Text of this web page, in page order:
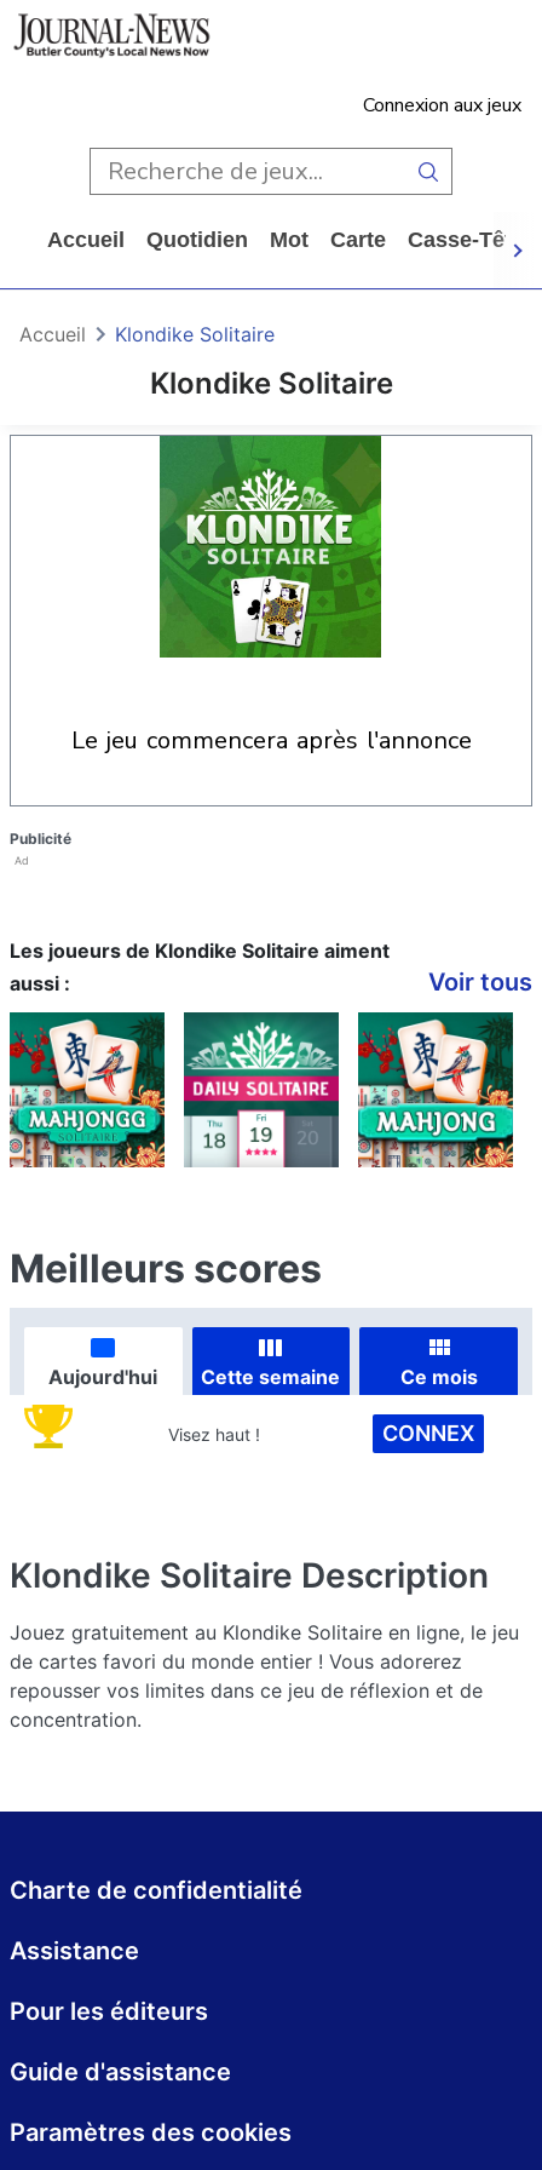
Connexion aux jeux
Accueil Quotidien Mot Carte Casse-Tête
Klondike Solitaire
Accueil Klondike Solitaire
le jeu commencera après l'annonce
Publicité
Ad
Les joueurs de Klondike Solitaire aiment
aussi :
Voir tous
Meilleurs scores
Aujourd'hui Cette semaine Ce mois
Visez haut ! CONNEX
Klondike Solitaire Description
Jouez gratuitement au Klondike Solitaire en ligne, le jeu
de cartes favori du monde entier ! Vous adorerez
repousser vos limites dans ce jeu de réflexion et de
concentration.
Charte de confidentialité
Assistance
Pour les éditeurs
Guide d'assistance
Paramètres des cookies